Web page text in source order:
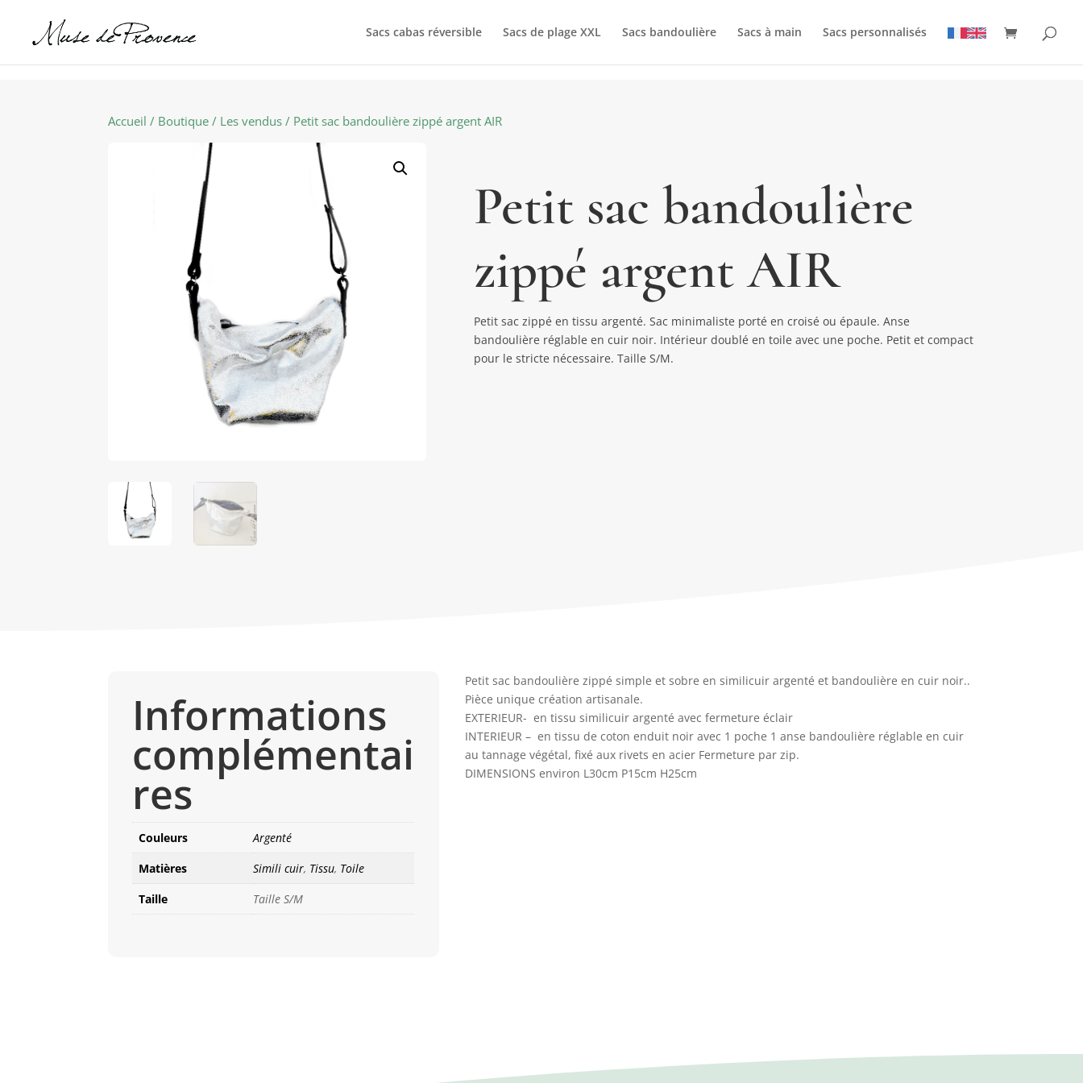
Sacs cabas réversible Sacs de plage XXL Sacs bandoulière Sacs à main Sacs personnalisés
Accueil / Boutique / Les vendus / Petit sac bandoulière zippé argent AIR
Petit sac bandoulière
zippé argent AIR
Petit sac zippé en tissu argenté. Sac minimaliste porté en croisé ou épaule. Anse
bandoulière réglable en cuir noir. Intérieur doublé en toile avec une poche. Petit et compact
pour le stricte nécessaire. Taille S/M.
Informations
complémentai
res
Couleurs
Argenté
Matières
Simili cuir, Tissu, Toile
Taille
Taille S/M
Petit sac bandoulière zippé simple et sobre en similicuir argenté et bandoulière en cuir noir..
Pièce unique création artisanale.
EXTERIEUR- en tissu similicuir argenté avec fermeture éclair
INTERIEUR – en tissu de coton enduit noir avec 1 poche 1 anse bandoulière réglable en cuir
au tannage végétal, fixé aux rivets en acier Fermeture par zip.
DIMENSIONS environ L30cm P15cm H25cm